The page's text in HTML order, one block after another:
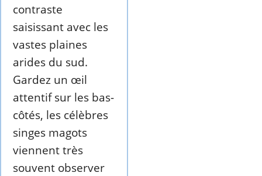
contraste
saisissant avec les
vastes plaines
arides du sud.
Gardez un œil
attentif sur les bas-
côtés, les célèbres
singes magots
viennent très
souvent observer